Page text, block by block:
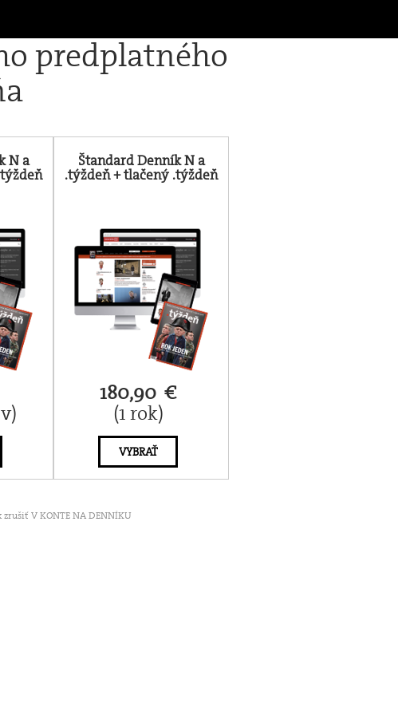
predplatného
N a
Štandard Denník N a
.týždeň + tlačený .týždeň
180,90 €
(1 rok)
VYBRAŤ
V KONTE NA DENNÍKU